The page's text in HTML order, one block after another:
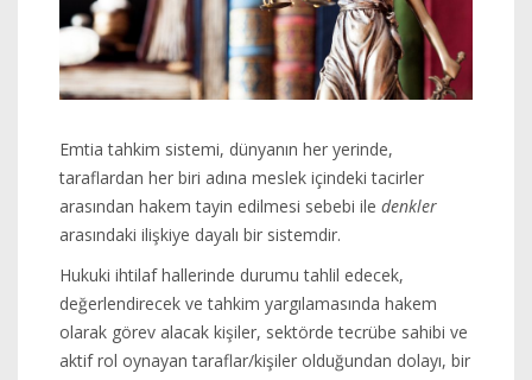
Emtia tahkim sistemi, dünyanın her yerinde,
taraflardan her biri adına meslek içindeki tacirler
arasından hakem tayin edilmesi sebebi ile denkler
arasındaki ilişkiye dayalı bir sistemdir.
Hukuki ihtilaf hallerinde durumu tahlil edecek,
değerlendirecek ve tahkim yargılamasında hakem
olarak görev alacak kişiler, sektörde tecrübe sahibi ve
aktif rol oynayan taraflar/kişiler olduğundan dolayı, bir